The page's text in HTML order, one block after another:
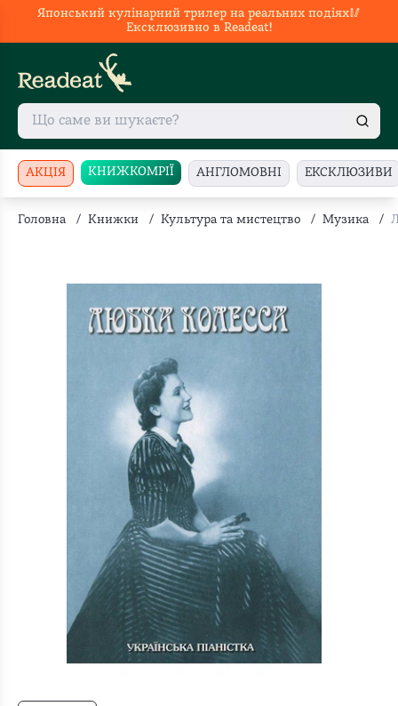
Японський кулінарний трилер на реальних подіях🥢
Ексклюзивно в Readeat!
АКЦІЯ КНИЖКОМРІЇ АНГЛОМОВНІ ЕКСКЛЮЗИВИ
Головна / Книжки / Культура та мистецтво / Музика /